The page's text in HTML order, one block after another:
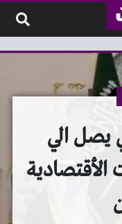
الي
الأقتصادية